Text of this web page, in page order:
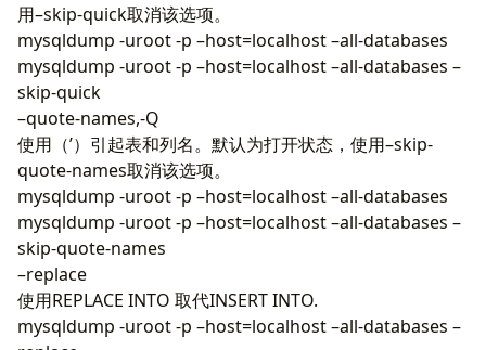
用–skip-quick取消该选项。
mysqldump -uroot -p –host=localhost –all-databases
mysqldump -uroot -p –host=localhost –all-databases –
skip-quick
–quote-names,-Q
使用（’）引起表和列名。默认为打开状态，使用–skip-
quote-names取消该选项。
mysqldump -uroot -p –host=localhost –all-databases
mysqldump -uroot -p –host=localhost –all-databases –
skip-quote-names
–replace
使用REPLACE INTO 取代INSERT INTO.
mysqldump -uroot -p –host=localhost –all-databases –